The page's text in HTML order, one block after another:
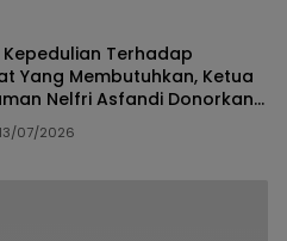
Kepedulian Terhadap
Yang Membutuhkan, Ketua
Nelfri Asfandi Donorkan
13/07/2026